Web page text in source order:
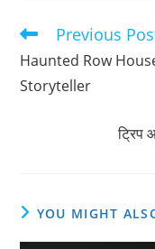
Read
articles
Previous
Haunted Row
Storyteller
ट्रिप
YOU MIGHT